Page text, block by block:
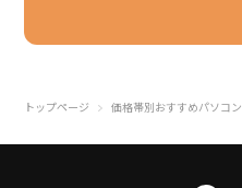
トップページ 価格帯別おすすめパソコン